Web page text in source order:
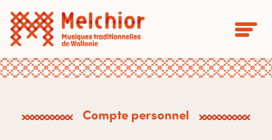
Compte personnel